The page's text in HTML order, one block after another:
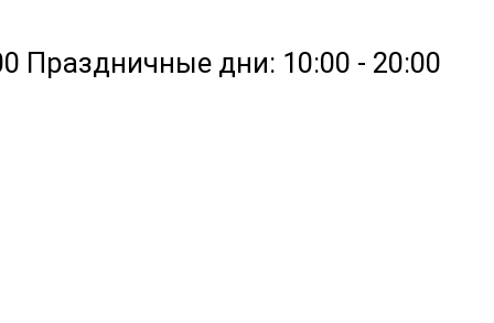
Праздничные дни: 10:00 - 20:00